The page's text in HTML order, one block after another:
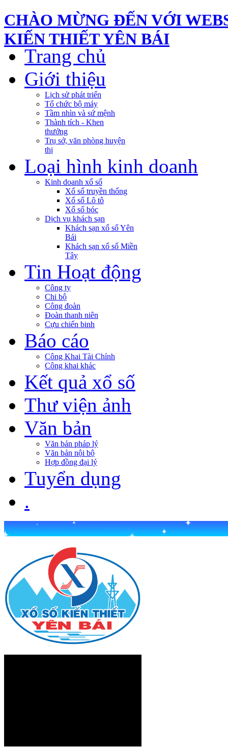
CHÀO MỪNG ĐẾN VỚI
KIẾN THIẾT YÊN BÁI
Trang chủ
Giới thiệu
Lịch sử phát triển
Tổ chức bộ máy
Tầm nhìn và sứ mệnh
Thành tích - Khen
thưởng
Trụ sở, văn phòng huyện
thị
Loại hình kinh doanh
Kinh doanh xổ số
Xổ số truyền thống
Xổ số Lô tô
Xổ số bóc
Dịch vụ khách sạn
Khách sạn xổ số Yên
Bái
Khách sạn xổ số Miền
Tây
Tin Hoạt động
Công ty
Chi bộ
Công đoàn
Đoàn thanh niên
Cựu chiến binh
Báo cáo
Công Khai Tài Chính
Công khai khác
Kết quả xổ số
Thư viện ảnh
Văn bản
Văn bản pháp lý
Văn bản nội bộ
Hợp đồng đại lý
Tuyển dụng
.